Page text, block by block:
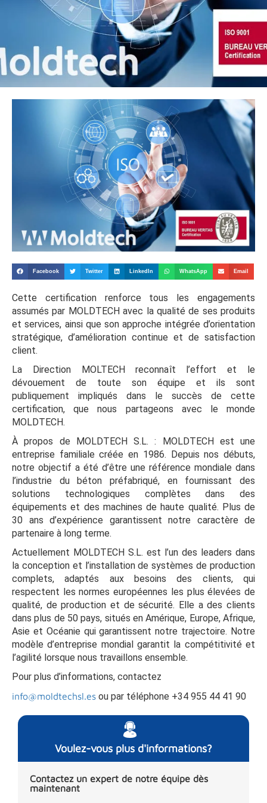
Facebook Twitter LinkedIn WhatsApp Email
Cette certification renforce tous les engagements
assumés par MOLDTECH avec la qualité de ses produits
et services, ainsi que son approche intégrée d’orientation
stratégique, d’amélioration continue et de satisfaction
client.
La Direction MOLTECH reconnaît l’effort et le
dévouement de toute son équipe et ils sont
publiquement impliqués dans le succès de cette
certification, que nous partageons avec le monde
MOLDTECH.
À propos de MOLDTECH S.L. : MOLDTECH est une
entreprise familiale créée en 1986. Depuis nos débuts,
notre objectif a été d’être une référence mondiale dans
l’industrie du béton préfabriqué, en fournissant des
solutions technologiques complètes dans des
équipements et des machines de haute qualité. Plus de
30 ans d’expérience garantissent notre caractère de
partenaire à long terme.
Actuellement MOLDTECH S.L. est l’un des leaders dans
la conception et l’installation de systèmes de production
complets, adaptés aux besoins des clients, qui
respectent les normes européennes les plus élevées de
qualité, de production et de sécurité. Elle a des clients
dans plus de 50 pays, situés en Amérique, Europe, Afrique,
Asie et Océanie qui garantissent notre trajectoire. Notre
modèle d’entreprise mondial garantit la compétitivité et
l’agilité lorsque nous travaillons ensemble.
Pour plus d’informations, contactez
info@moldtechsl.es ou par téléphone +34 955 44 41 90
Voulez-vous plus d'informations?
Contactez un expert de notre équipe dès
maintenant